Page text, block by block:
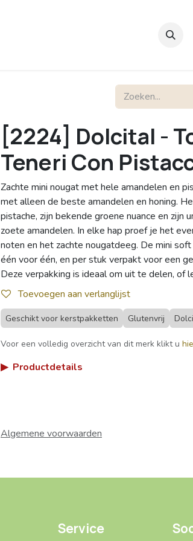
[2224] Dolcital -
Teneri Con
Zachte mini nougat met hele amandelen en
met alleen de beste amandelen en honing.
pistache, zijn bekende groene nuance en zijn
zoete amandelen. In elke hap proef je het
noten en het zachte nougatdeeg. De mini
één voor één, en per stuk verpakt voor een
Deze verpakking is ideaal om uit te delen, of
Toevoegen aan verlanglijst
Geschikt voor kerstpakketten Glutenvrij
Voor een volledig overzicht van dit merk klikt u
▶ Productdetails
Algemene voorwaarden
Service